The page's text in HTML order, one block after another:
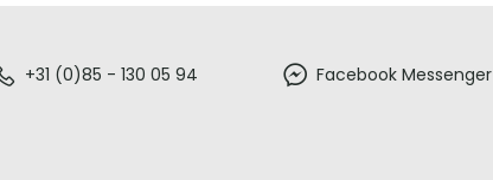
+31 (0)85 - 130 05 94 Facebook Messenger